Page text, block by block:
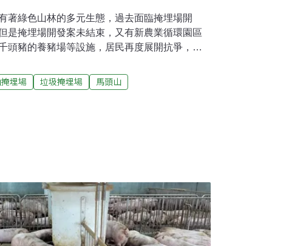
著綠色山林的多元生態，過去面臨掩埋場開
是掩埋場開發案未結束，又有新農業循環園區
頭豬的養豬場等設施，居民再度展開抗爭，守
自然人文協會會長黃惠敏，老家就在馬頭山
馬頭山的歷史。當地許多耆老都會敘述，過去
運土修田。居民種過許多作物，曾經一度繁榮
擔心，內門
埋場 垃圾掩埋場
馬頭山